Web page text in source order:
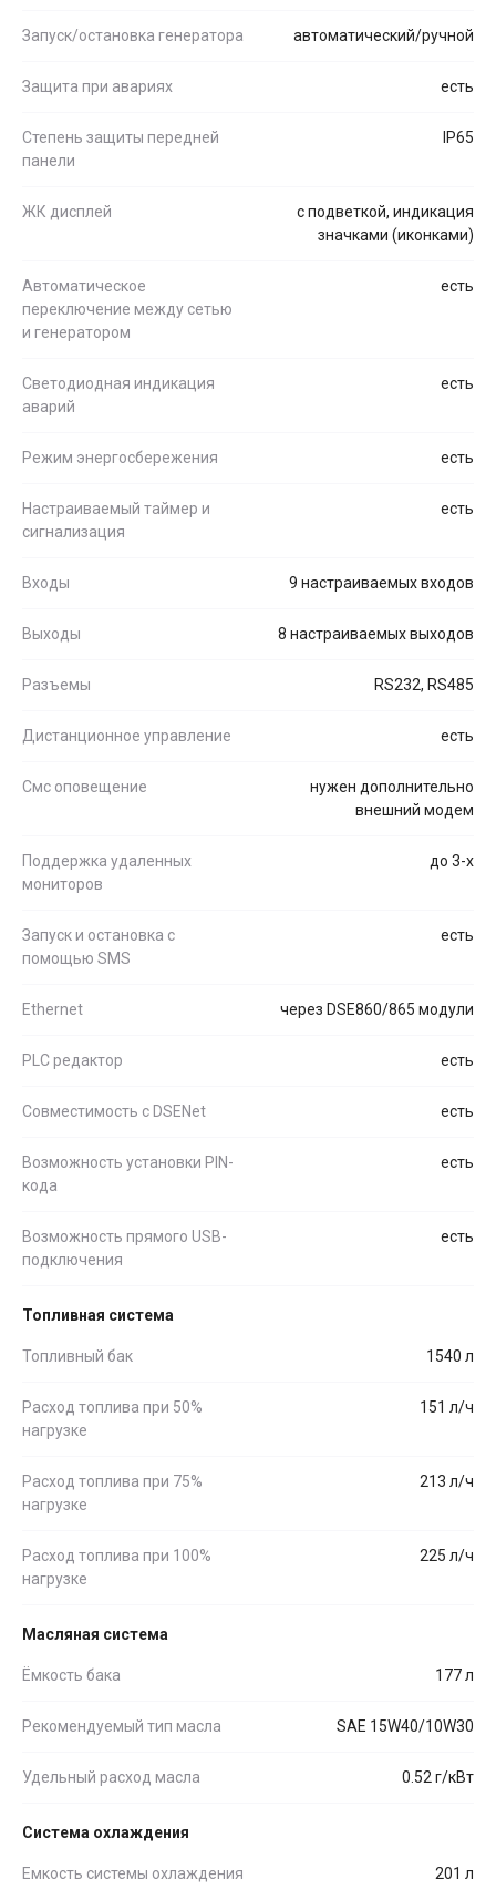
Запуск/остановка генератора автоматический/ручной
Защита при авариях есть
Степень защиты передней
панели
IP65
ЖК дисплей
с подветкой, индикация
значками (иконками)
Автоматическое
переключение между сетью
и генератором
есть
Светодиодная индикация
аварий
есть
Режим энергосбережения есть
Настраиваемый таймер и
сигнализация
есть
Входы 9 настраиваемых входов
Выходы 8 настраиваемых выходов
Разъемы RS232, RS485
Дистанционное управление есть
Смс оповещение
нужен дополнительно
внешний модем
Поддержка удаленных
мониторов
до 3-х
Запуск и остановка с
помощью SMS
есть
Ethernet через DSE860/865 модули
PLC редактор есть
Совместимость c DSENet есть
Возможность установки PIN-
кода
есть
Возможность прямого USB-
подключения
есть
Топливная система
Топливный бак 1540 л
Расход топлива при 50%
нагрузке
151 л/ч
Расход топлива при 75%
нагрузке
213 л/ч
Расход топлива при 100%
нагрузке
225 л/ч
Масляная система
Ёмкость бака 177 л
Рекомендуемый тип масла SAE 15W40/10W30
Удельный расход масла 0.52 г/кВт
Система охлаждения
Емкость системы охлаждения 201 л